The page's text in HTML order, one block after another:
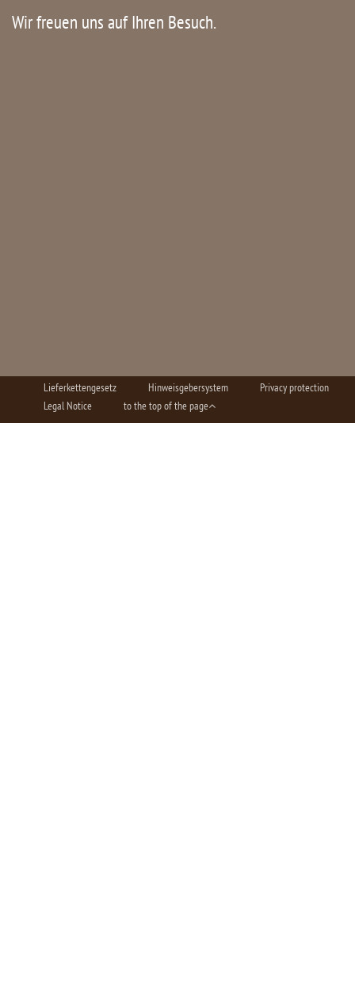
Wir freuen uns auf Ihren Besuch.
Lieferkettengesetz Hinweisgebersystem
Privacy protection
Legal Notice
to the top of the page